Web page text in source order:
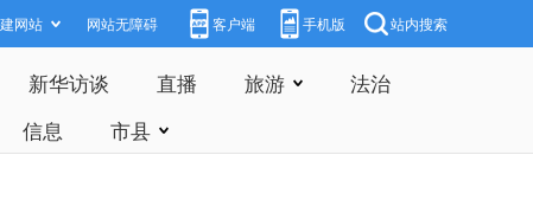
网站 网站无障碍 客户端 手机版 站内搜索
新华访谈 直播 旅游
法治
信息 市县